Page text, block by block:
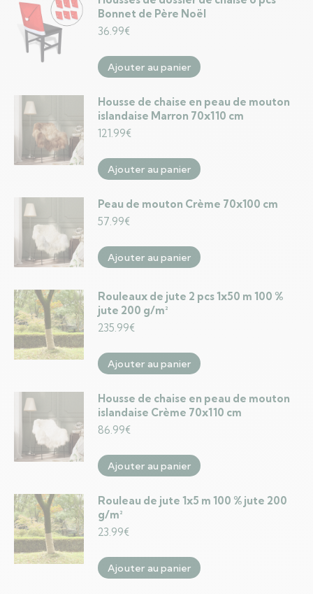
Bonnet de Père Noël
36.99€
Ajouter au panier
Housse de chaise en peau de mouton
islandaise Marron 70x110 cm
121.99€
Ajouter au panier
Peau de mouton Crème 70x100 cm
57.99€
Ajouter au panier
Rouleaux de jute 2 pcs 1x50 m 100 %
jute 200 g/m²
235.99€
Ajouter au panier
Housse de chaise en peau de mouton
islandaise Crème 70x110 cm
86.99€
Ajouter au panier
Rouleau de jute 1x5 m 100 % jute 200
g/m²
23.99€
Ajouter au panier